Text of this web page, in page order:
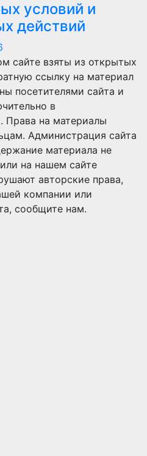
условий и
действий
сайте взяты из открытых
ссылку на материал
посетителями сайта и
в
Права на материалы
Администрация сайта
материала не
на нашем сайте
авторские права,
компании или
сообщите нам.